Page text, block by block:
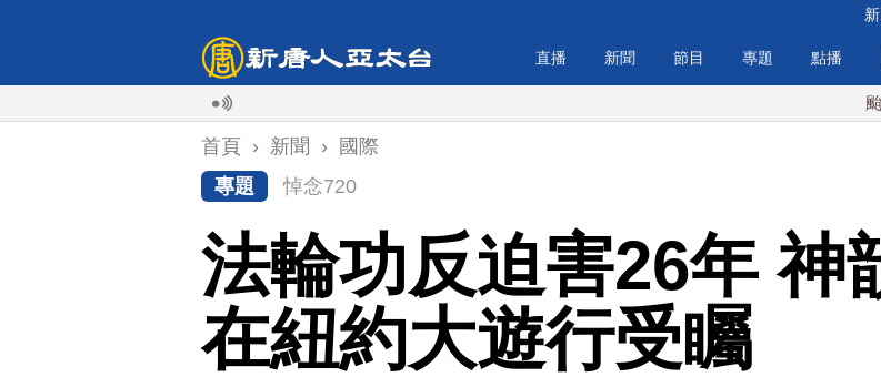
直播 新聞 節目 專題 點播
颱風白海
首頁 › 新聞 ›
國際
專題
悼念720
法輪功反迫害26年 神
在紐約大遊行受矚